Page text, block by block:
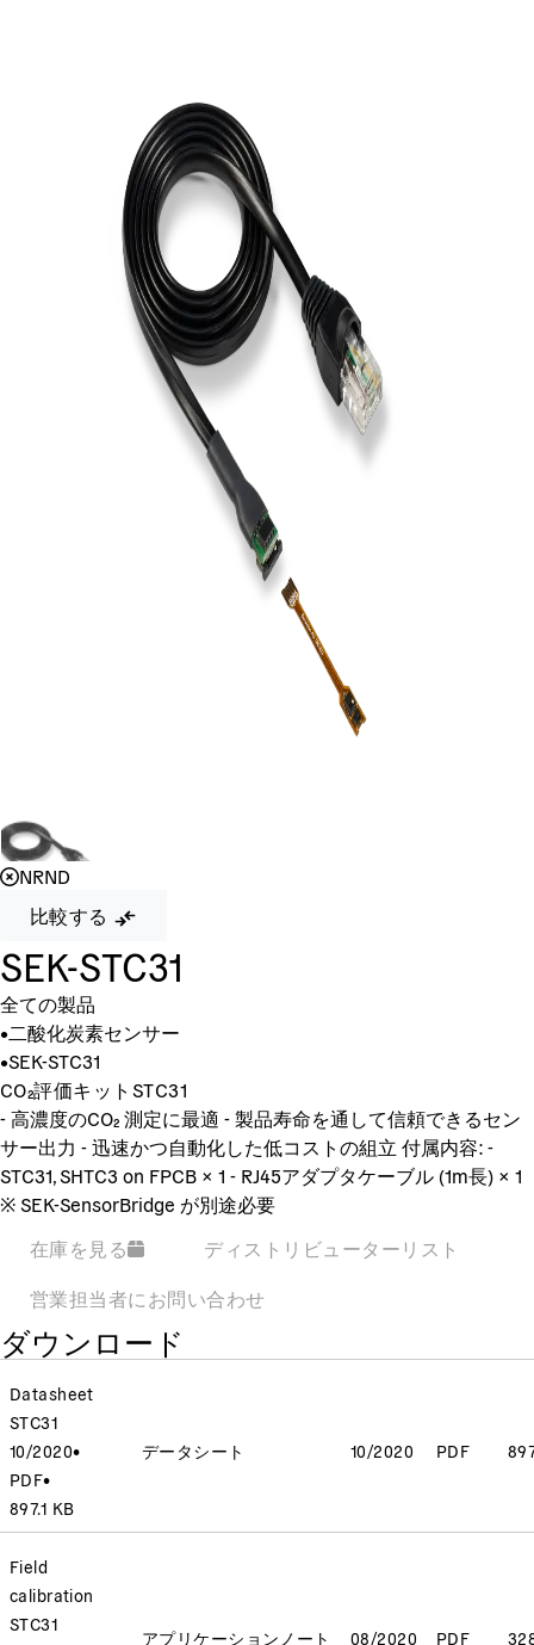
NRND
比較する
SEK-STC31
全ての製品
•二酸化炭素センサー
•SEK-STC31
CO₂評価キットSTC31
- 高濃度のCO₂ 測定に最適 - 製品寿命を通して信頼できるセン
サー出力 - 迅速かつ自動化した低コストの組立 付属内容: -
STC31, SHTC3 on FPCB × 1 - RJ45アダプタケーブル (1m長) × 1
※ SEK-SensorBridge が別途必要
在庫を見る
ディストリビューターリスト
営業担当者にお問い合わせ
ダウンロード
Datasheet
STC31
10/2020•
PDF•
897.1 KB
データシート 10/2020 PDF
Field
calibration
STC31
アプリケーションノート 08/2020 PDF